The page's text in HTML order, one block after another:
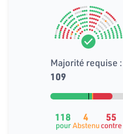
Majorité requise :
109
118
pour
4
Abstenu
55
contre